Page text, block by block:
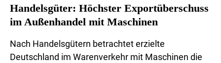
Handelsgüter: Höchster Exportüberschuss
im Außenhandel mit Maschinen
Nach Handelsgütern betrachtet erzielte
Deutschland im Warenverkehr mit Maschinen die